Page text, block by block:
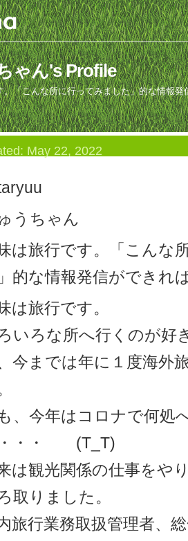
ゃん's Profile
。「こんな所に行ってみました」的な情報発
May 22, 2022
うちゃん
は旅行です。「こんな
的な情報発信ができれ
は旅行です。
いろな所へ行くのが好
今までは年に１度海外
、今年はコロナで何処
・・ (T_T)
は観光関係の仕事をや
取りました。
旅行業務取扱管理者、